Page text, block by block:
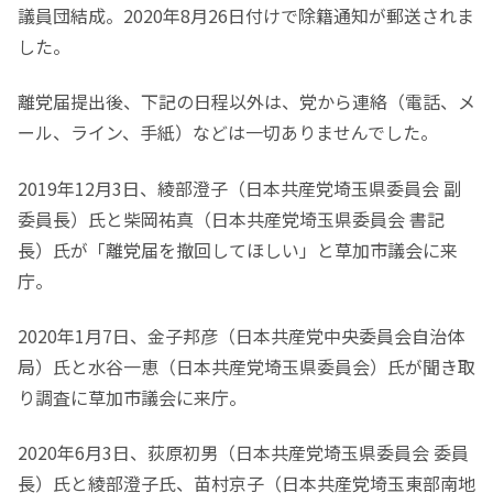
議員団結成。2020年8月26日付けで除籍通知が郵送されま
した。
離党届提出後、下記の日程以外は、党から連絡（電話、メ
ール、ライン、手紙）などは一切ありませんでした。
2019年12月3日、綾部澄子（日本共産党埼玉県委員会 副
委員長）氏と柴岡祐真（日本共産党埼玉県委員会 書記
長）氏が「離党届を撤回してほしい」と草加市議会に来
庁。
2020年1月7日、金子邦彦（日本共産党中央委員会自治体
局）氏と水谷一恵（日本共産党埼玉県委員会）氏が聞き取
り調査に草加市議会に来庁。
2020年6月3日、荻原初男（日本共産党埼玉県委員会 委員
長）氏と綾部澄子氏、苗村京子（日本共産党埼玉東部南地